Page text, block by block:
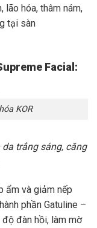
hóa, thâm nám,
tại sàn
Facial:
KOR
trắng sáng, căng
ẩm và giảm nếp
phần Gatuline –
đàn hồi, làm mờ